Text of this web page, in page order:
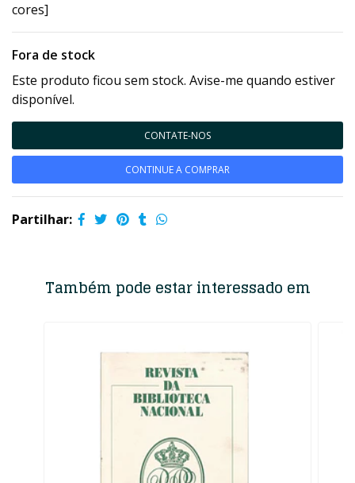
cores]
Fora de stock
Este produto ficou sem stock. Avise-me quando estiver
disponível.
CONTATE-NOS
CONTINUE A COMPRAR
Partilhar:
Também pode estar interessado em